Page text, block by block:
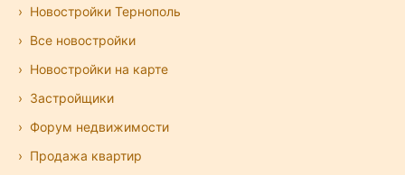
Новостройки Тернополь
Все новостройки
Новостройки на карте
Застройщики
Форум недвижимости
Продажа квартир